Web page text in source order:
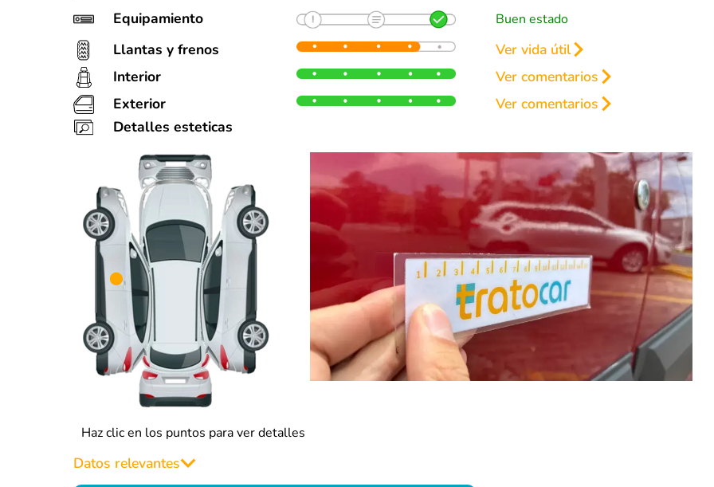
Equipamiento Buen estado
Llantas y frenos
Ver vida útil
50%
50%
50%
Frenos
50%
50%
Interior Ver comentarios
Como nuevo
Exterior Ver comentarios
Como nuevo
Detalles esteticas
Haz clic en los puntos para ver detalles
Datos relevantes